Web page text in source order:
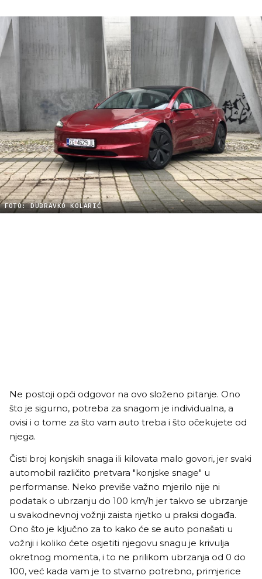
FOTO: DUBRAVKO KOLARIĆ
Ne postoji opći odgovor na ovo složeno pitanje. Ono
što je sigurno, potreba za snagom je individualna, a
ovisi i o tome za što vam auto treba i što očekujete od
njega.
Čisti broj konjskih snaga ili kilovata malo govori, jer svaki
automobil različito pretvara "konjske snage" u
performanse. Neko previše važno mjerilo nije ni
podatak o ubrzanju do 100 km/h jer takvo se ubrzanje
u svakodnevnoj vožnji zaista rijetko u praksi događa.
Ono što je ključno za to kako će se auto ponašati u
vožnji i koliko ćete osjetiti njegovu snagu je krivulja
okretnog momenta, i to ne prilikom ubrzanja od 0 do
100, već kada vam je to stvarno potrebno, primjerice